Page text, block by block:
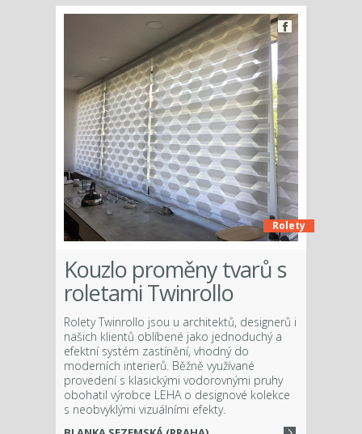
Rolety
Kouzlo proměny tvarů s
roletami Twinrollo
Rolety Twinrollo jsou u architektů, designerů i
našich klientů oblíbené jako jednoduchý a
efektní systém zastínění, vhodný do
moderních interierů. Běžně využívané
provedení s klasickými vodorovnými pruhy
obohatil výrobce LEHA o designové kolekce
s neobvyklými vizuálními efekty.